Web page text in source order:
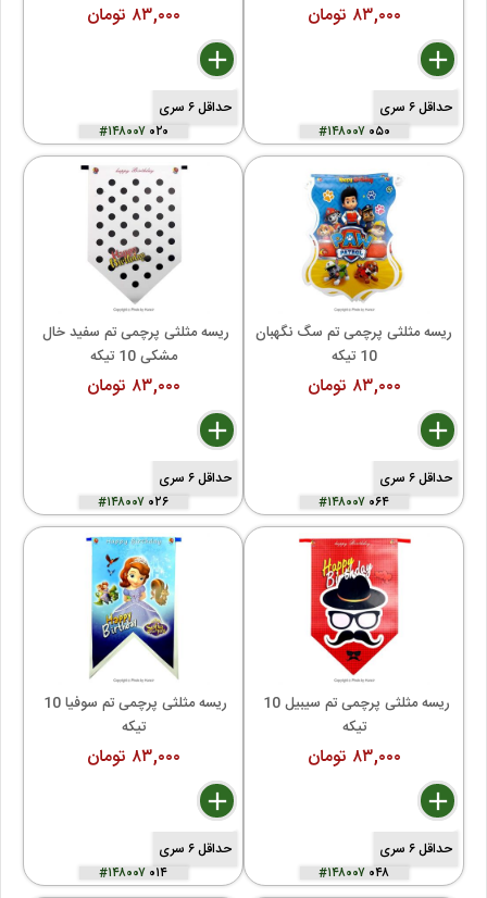
۸۳,۰۰۰ تومان
delete
remove
add
حداقل ۶ سری
#۱۴۸۰۰۷۰۲۰
۸۳,۰۰۰ تومان
delete
remove
add
حداقل ۶ سری
#۱۴۸۰۰۷۰۵۰
مشکی 10 تیکه
۸۳,۰۰۰ تومان
delete
remove
add
حداقل ۶ سری
#۱۴۸۰۰۷ ۰۲۶
10 تیکه
۸۳,۰۰۰ تومان
delete
remove
add
حداقل ۶ سری
#۱۴۸۰۰۷ ۰۶۴
تیکه
۸۳,۰۰۰ تومان
delete
remove
add
حداقل ۶ سری
#۱۴۸۰۰۷ ۰۱۴
تیکه
۸۳,۰۰۰ تومان
delete
remove
add
حداقل ۶ سری
#۱۴۸۰۰۷ ۰۴۸